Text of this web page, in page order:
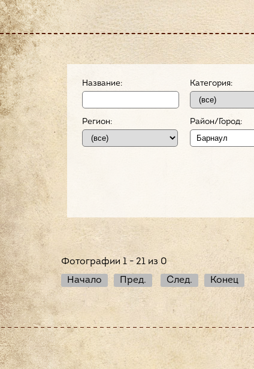
Название: Категория:
Регион: Район/Город:
Фотографии 1 - 21 из 0
Начало
Пред. След. Конец